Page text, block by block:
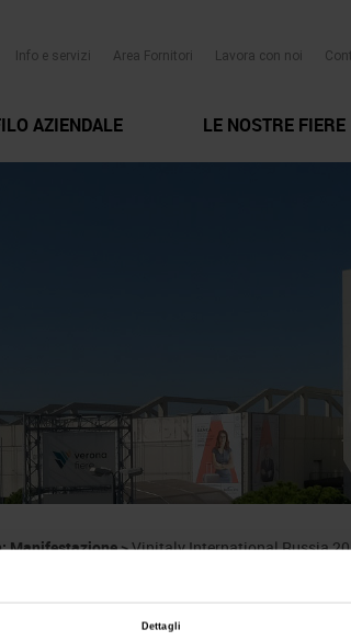
Dettagli
Info e servizi Area Fornitori Lavora con noi
AZIENDALE LE NOSTRE FIERE
Manifestazione>Vinitaly International Russia